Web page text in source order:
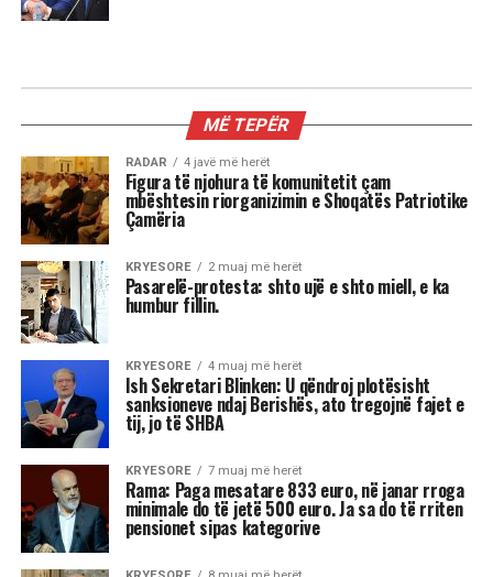
Reshat Arbana festoi 85-vjetorin
dhe la një mesazh për ne …
“Nderi i Kombit” Reshat Arbana, teksa festoi 85-
vjetorin e lindjes, mes emocionesh, kujtimesh
dhe lotësh, përcolli mesazhe të forta për
publikun në këtë stacion të jetës së tij.
“Jeta qenka tre ditë: e djeshmja, e sotmja dhe
e nesërmja. E nesërmja nuk dihet. Ta bëjmë